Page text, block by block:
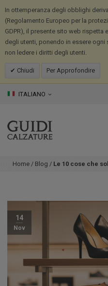
In ottemperanza degli obblighi
(Regolamento Europeo per la
GDPR), il presente sito web rispetta
degli utenti, ponendo in essere
non ledere i diritti degli utenti.
Chiudi Per Approfondire
ITALIANO
Home / Blog / Le 10 cose che
14
Nov